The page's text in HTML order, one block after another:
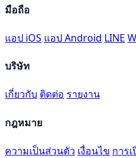
มือถือ
แอป iOS แอป Android LINE
บริษัท
เกี่ยวกับ ติดต่อ รายงาน
กฎหมาย
ความเป็นส่วนตัว เงื่อนไข การ